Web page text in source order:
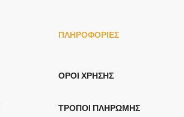
ΠΛΗΡΟΦΟΡΙΕΣ
ΌΡΟΙ ΧΡΉΣΗΣ
ΤΡΌΠΟΙ ΠΛΗΡΩΜΉΣ